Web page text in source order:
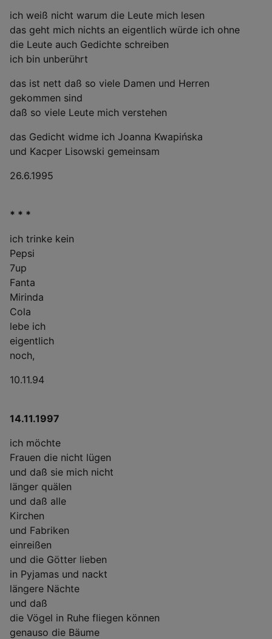
ich weiß nicht warum die Leute mich lesen
das geht mich nichts an eigentlich würde ich ohne
die Leute auch Gedichte schreiben
ich bin unberührt
das ist nett daß so viele Damen und Herren
gekommen sind
daß so viele Leute mich verstehen
das Gedicht widme ich Joanna Kwapińska
und Kacper Lisowski gemeinsam
26.6.1995
* * *
ich trinke kein
Pepsi
7up
Fanta
Mirinda
Cola
lebe ich
eigentlich
noch,
10.11.94
14.11.1997
ich möchte
Frauen die nicht lügen
und daß sie mich nicht
länger quälen
und daß alle
Kirchen
und Fabriken
einreißen
und die Götter lieben
in Pyjamas und nackt
längere Nächte
und daß
die Vögel in Ruhe fliegen können
genauso die Bäume